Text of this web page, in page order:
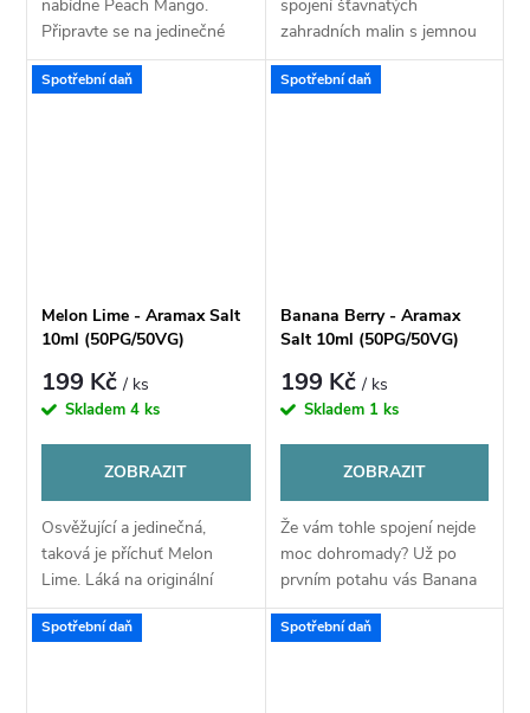
nabídne Peach Mango.
Připravte se na jedinečné
osvěžení v podobě mixu
zralých krémových broskví a
spojení šťavnatých
zahradních malin s jemnou
nakyslostí a sladkých
vyzrálých jahod. Obě složky
Spotřební daň
Melon Lime - Aramax Salt
10ml (50PG/50VG)
199 Kč/ ks
Skladem4 ks
ZOBRAZIT
Osvěžující a jedinečná,
taková je příchuť Melon
Lime. Láká na originální
spojení sladké a krémové
chuti svěžího melounu a
Spotřební daň
Banana Berry - Aramax
Salt 10ml (50PG/50VG)
199 Kč/ ks
Skladem 1 ks
ZOBRAZIT
Že vám tohle spojení nejde
moc dohromady? Už po
prvním potahu vás Banana
Berry přesvědčí o opaku.
Brilantní spojení krémové
Spotřební daň Spotřební daň